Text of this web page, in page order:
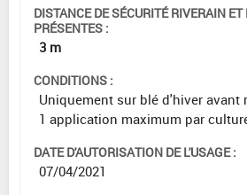
DISTANCE DE SÉCURITÉ RIVERAIN
PRÉSENTES :
3 m
CONDITIONS :
Uniquement sur blé d'hiver avant
1 application maximum par
DATE D'AUTORISATION DE L'USAGE :
07/04/2021